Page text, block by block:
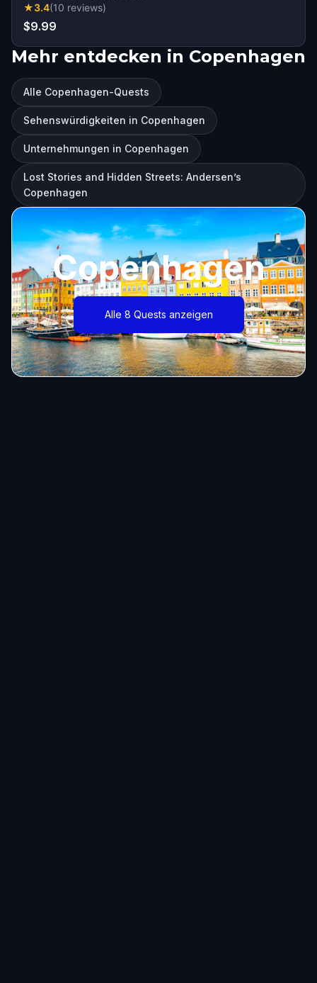
★3.4(10 reviews)
$9.99
Mehr entdecken in Copenhagen
Alle Copenhagen-Quests
Sehenswürdigkeiten in Copenhagen
Unternehmungen in Copenhagen
Lost Stories and Hidden Streets: Andersen’s
Copenhagen
Copenhagen
Alle 8 Quests anzeigen